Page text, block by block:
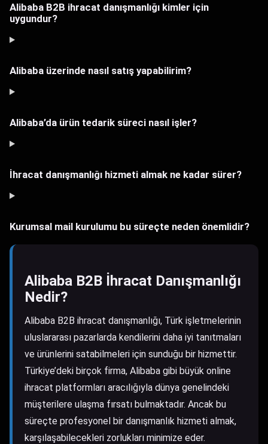
Alibaba B2B ihracat danışmanlığı kimler için
uygundur?
Alibaba üzerinde nasıl satış yapabilirim?
Alibaba’da ürün tedarik süreci nasıl işler?
İhracat danışmanlığı hizmeti almak ne kadar sürer?
Kurumsal mail kurulumu bu süreçte neden önemlidir?
Alibaba B2B İhracat Danışmanlığı
Nedir?
Alibaba B2B ihracat danışmanlığı, Türk işletmelerinin
uluslararası pazarlarda kendilerini daha iyi tanıtmaları
ve ürünlerini satabilmeleri için sunduğu bir hizmettir.
Türkiye’deki birçok firma, Alibaba gibi büyük online
ihracat platformları aracılığıyla dünya genelindeki
müşterilere ulaşma fırsatı bulmaktadır. Ancak bu
süreçte profesyonel bir danışmanlık hizmeti almak,
karşılaşabilecekleri zorlukları minimize eder.